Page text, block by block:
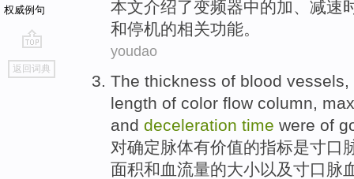
权威例句
go
top
返回词典
本文介绍了变频器中的加、 减速
和停机的相关功能。
youdao
The thickness of blood vessels,
length of color flow column
and deceleration time were of
对确定 脉体有价值的指标是寸口
面积和 血流量的大小以及寸口脉